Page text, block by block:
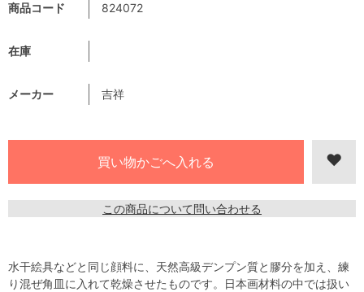
商品コード 824072
在庫
メーカー 吉祥
この商品について問い合わせる
水干絵具などと同じ顔料に、天然高級デンプン質と膠分を加え、練
り混ぜ角皿に入れて乾燥させたものです。日本画材料の中では扱い